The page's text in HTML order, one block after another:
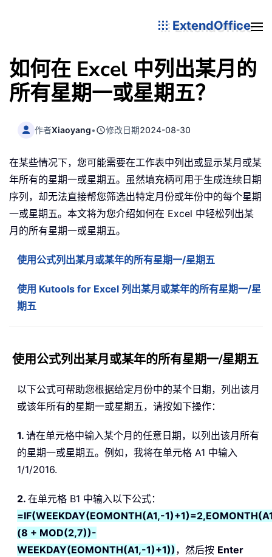
ExtendOffice
如何在 Excel 中列出某月的
所有星期一或星期五？
作者Xiaoyang• 修改日期2024-08-30
在某些情况下，您可能需要在工作表中列出或显示某月或某
年所有的星期一或星期五。虽然填充柄可用于生成连续日期
序列，却无法直接帮您筛选出特定月份或年份中的每个星期
一或星期五。本文将为您介绍如何在 Excel 中轻松列出某
月的所有星期一或星期五。
使用公式列出某月或某年的所有星期一/星期五
使用 Kutools for Excel 列出某月或某年的所有星期一/星
期五
使用公式列出某月或某年的所有星期一/星期五
以下公式可帮助您根据给定月份中的某个日期，列出该月
或该年所有的星期一或星期五，请按如下操作：
1. 请在单元格中输入某个月的任意日期，以列出该月所有
的星期一或星期五。例如，我将在单元格 A1 中输入
1/1/2016.
2. 在单元格 B1 中输入以下公式：
=IF(WEEKDAY(EOMONTH(A1,-
(8 + MOD(2,7))-
WEEKDAY(EOMONTH(A1,-1)+1)) ，然后按 Enter